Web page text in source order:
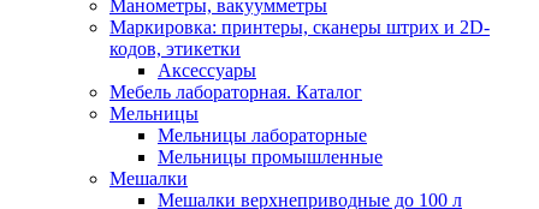
Манометры, вакуумметры
Маркировка: принтеры, сканеры штрих и 2D-
кодов, этикетки
Аксессуары
Мебель лабораторная. Каталог
Мельницы
Мельницы лабораторные
Мельницы промышленные
Мешалки
Мешалки верхнеприводные до 100 л